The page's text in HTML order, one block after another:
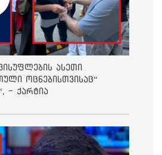
ასეთი
ოცნებისთვისაც“
- ქარტია